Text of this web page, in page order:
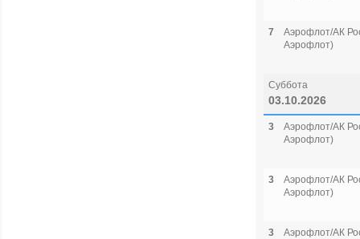
7
Аэрофлот/АК
Аэрофлот)
Суббота
03.10.2026
3
Аэрофлот/АК
Аэрофлот)
3
Аэрофлот/АК
Аэрофлот)
3
Аэрофлот/АК